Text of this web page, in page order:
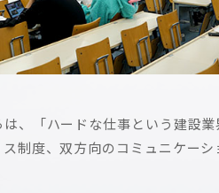
、「ハードな仕事という建設
制度、双方向のコミュニケー